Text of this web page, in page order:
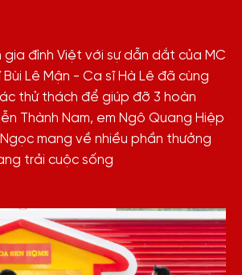
gia đình Việt với sự dẫn dắt của MC
Bùi Lê Mận - Ca sĩ Hà Lê đã cùng
thử thách để giúp đỡ 3 hoàn
Thành Nam, em Ngô Quang Hiệp
mang về nhiều phần thưởng
trải cuộc sống